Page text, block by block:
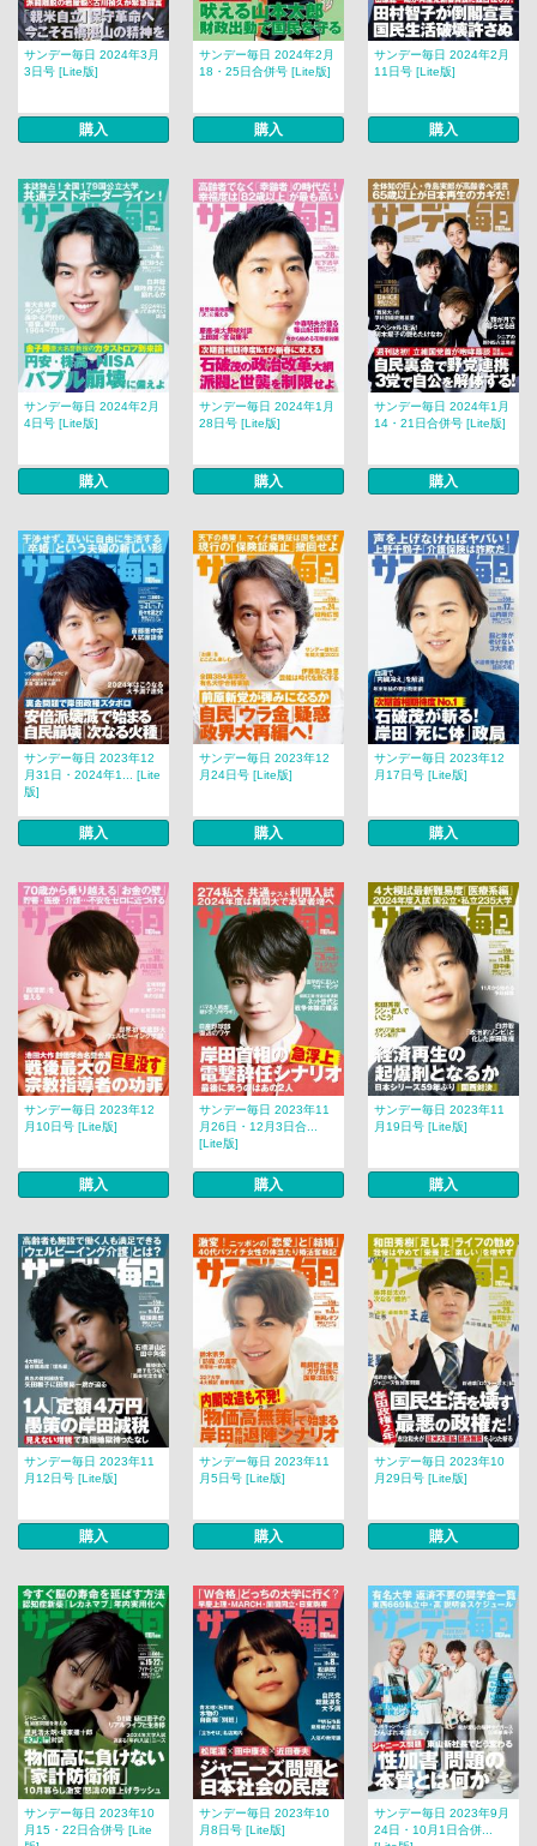
サンデー毎日 2024年3月
3日号 [Lite版]
購入
サンデー毎日 2024年2月
18・25日合併号 [Lite版]
購入
サンデー毎日 2024年2月
11日号 [Lite版]
購入
サンデー毎日 2024年2月
4日号 [Lite版]
購入
サンデー毎日 2024年1月
28日号 [Lite版]
購入
サンデー毎日 2024年1月
14・21日合併号 [Lite版]
購入
サンデー毎日 2023年12
月31日・2024年1... [Lite
版]
購入
サンデー毎日 2023年12
月24日号 [Lite版]
購入
サンデー毎日 2023年12
月17日号 [Lite版]
購入
サンデー毎日 2023年12
月10日号 [Lite版]
購入
サンデー毎日 2023年11
月26日・12月3日合...
[Lite版]
購入
サンデー毎日 2023年11
月19日号 [Lite版]
購入
サンデー毎日 2023年11
月12日号 [Lite版]
購入
サンデー毎日 2023年11
月5日号 [Lite版]
購入
サンデー毎日 2023年10
月29日号 [Lite版]
購入
サンデー毎日 2023年10
月15・22日合併号 [Lite
サンデー毎日 2023年10
月8日号 [Lite版]
サンデー毎日 2023年9月
24日・10月1日合併...